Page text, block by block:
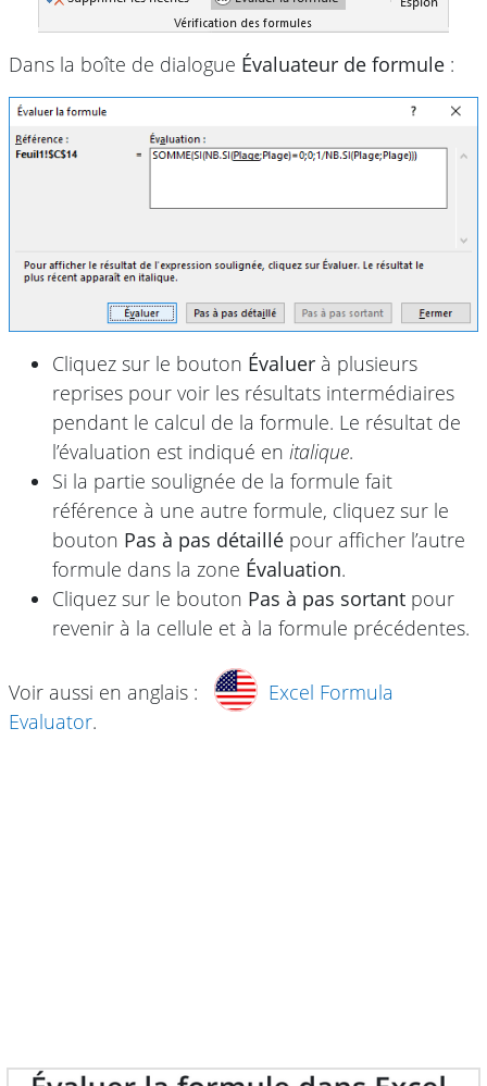
Dans la boîte de dialogue Évaluateur de formule :
Cliquez sur le bouton Évaluer à plusieurs
reprises pour voir les résultats intermédiaires
pendant le calcul de la formule. Le résultat de
l’évaluation est indiqué en italique.
Si la partie soulignée de la formule fait
référence à une autre formule, cliquez sur le
bouton Pas à pas détaillé pour afficher l’autre
formule dans la zone Évaluation.
Cliquez sur le bouton Pas à pas sortant pour
revenir à la cellule et à la formule précédentes.
Voir aussi en anglais :
Excel Formula
Evaluator.